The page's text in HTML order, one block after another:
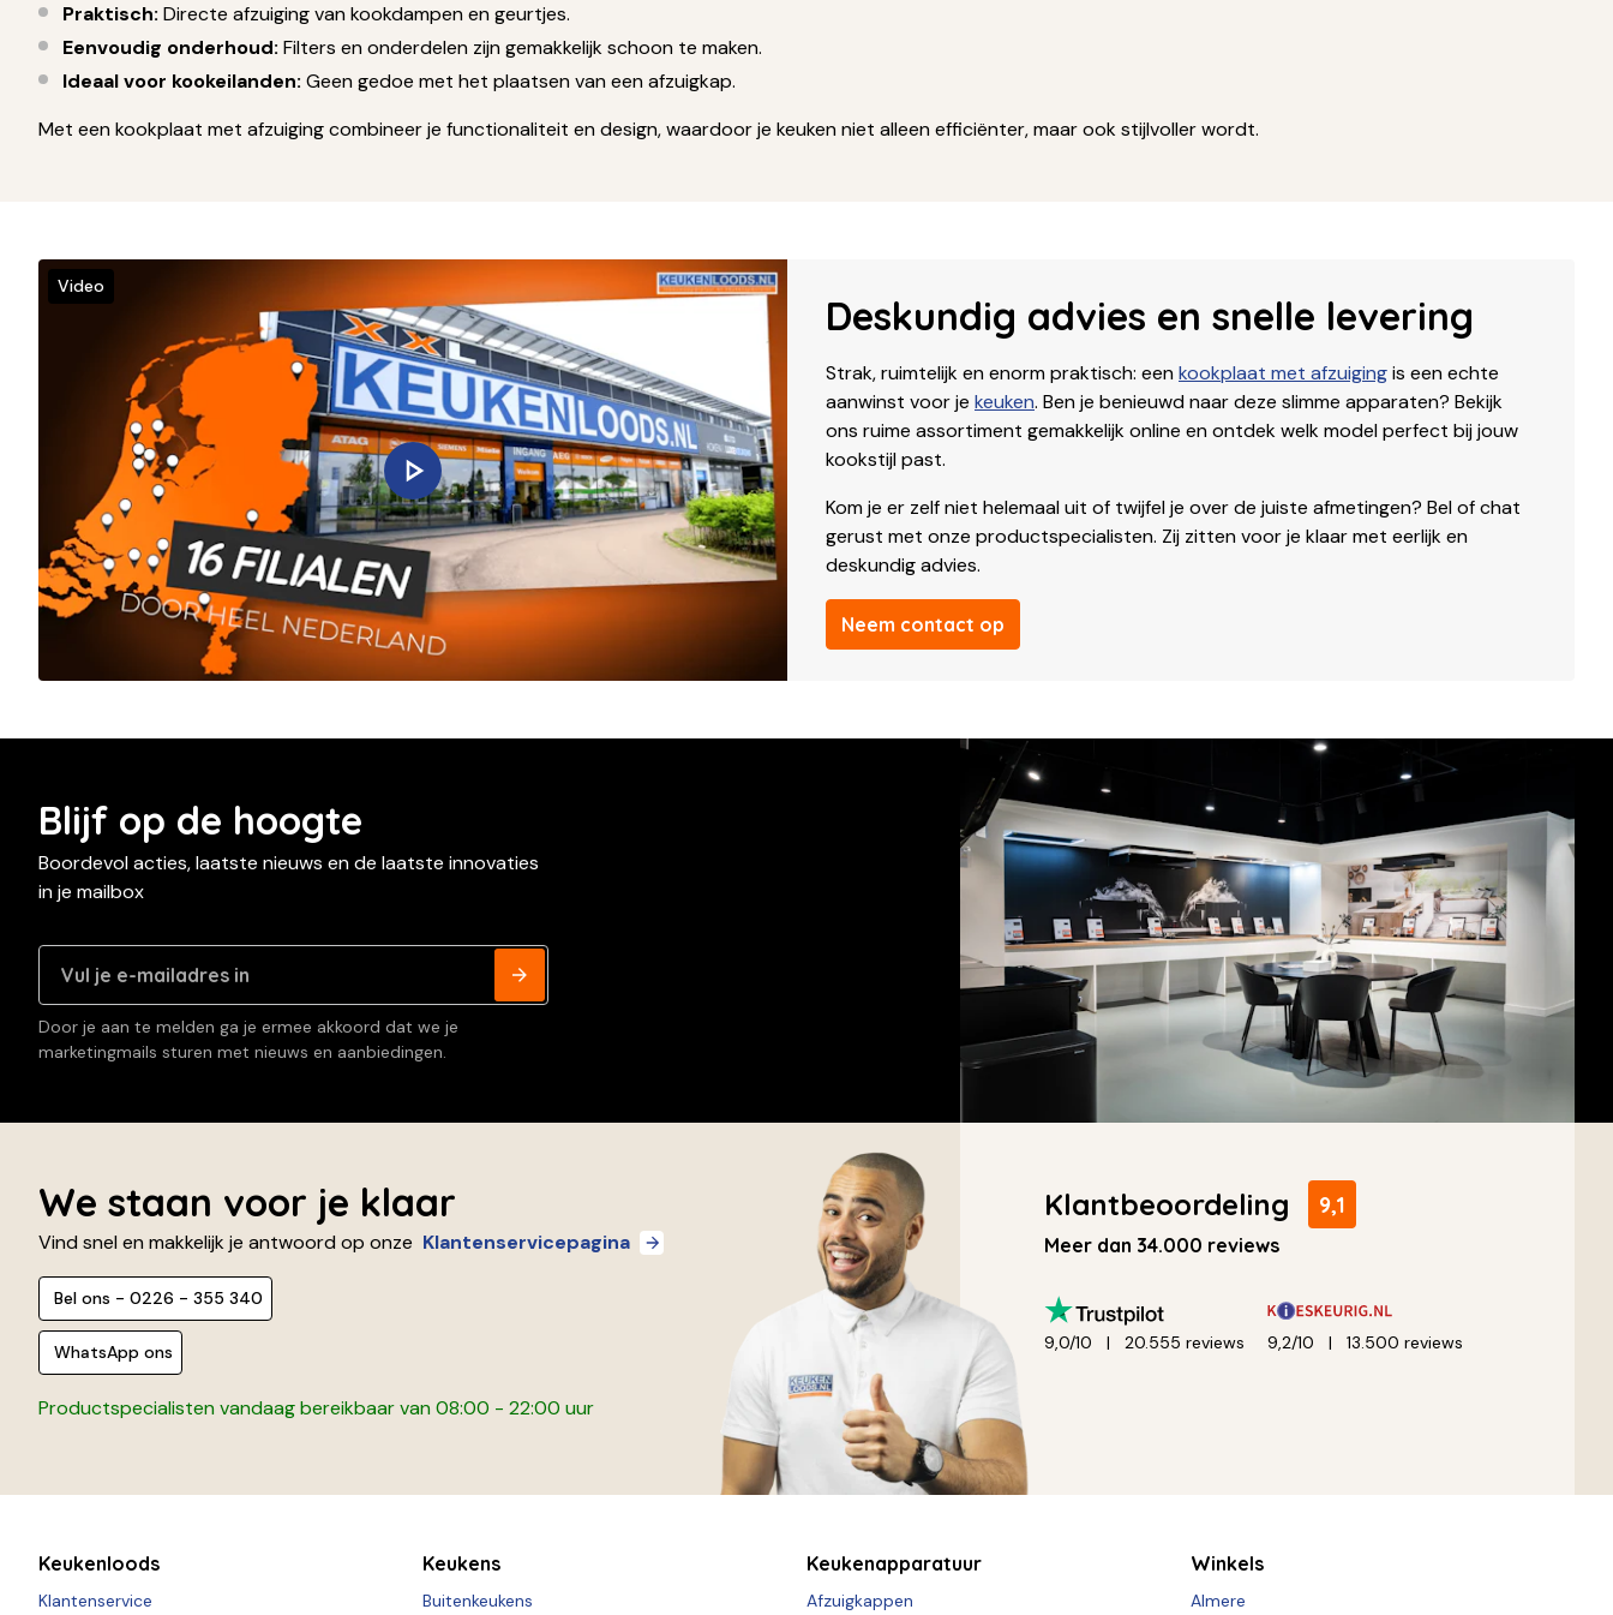
Praktisch: Directe afzuiging van kookdampen en geurtjes.
Eenvoudig onderhoud: Filters en onderdelen zijn gemakkelijk schoon te maken.
Ideaal voor kookeilanden: Geen gedoe met het plaatsen van een afzuigkap.
Met een kookplaat met afzuiging combineer je functionaliteit en design, waardoor je keuken niet alleen efficiënter, maar ook stijlvoller wordt.
Deskundig advies en snelle levering
Strak, ruimtelijk en enorm praktisch: eenkookplaat met afzuigingis een echte
aanwinst voor je keuken. Ben je benieuwd naar deze slimme apparaten? Bekijk
ons ruime assortiment gemakkelijk online en ontdek welk model perfect bij jouw
kookstijl past.
Kom je er zelf niet helemaal uit of twijfel je over de juiste afmetingen? Bel of chat
gerust met onze productspecialisten. Zij zitten voor je klaar met eerlijk en
deskundig advies.
Neem contact op
Video
Blijf op de hoogte
Boordevol acties, laatste nieuws en de laatste innovaties
in je mailbox
Door je aan te melden ga je ermee akkoord dat we je
marketingmails sturen met nieuws en aanbiedingen.
We staan voor je klaar
Vind snel en makkelijk je antwoord op onze Klantenservicepagina
Bel ons - 0226 - 355 340
WhatsApp ons
Productspecialisten vandaag bereikbaar van 08:00 - 22:00 uur
Klantbeoordeling 9,1
Meer dan 34.000 reviews
9,0/10 20.555 reviews 9,2/10 13.500 reviews
Keukenloods
Klantenservice
Keukens
Buitenkeukens
Keukenapparatuur
Afzuigkappen
Winkels
Almere